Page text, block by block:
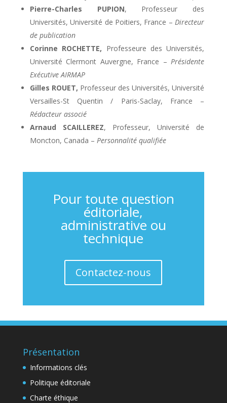
Pierre-Charles PUPION, Professeur des
Universités, Université de Poitiers, France –Directeur
de publication
Corinne ROCHETTE, Professeure des Universités,
Université Clermont Auvergne, France –Présidente
Exécutive AIRMAP
Gilles ROUET, Professeur des Universités, Université
Versailles-St Quentin / Paris-Saclay, France –
Rédacteur associé
Arnaud SCAILLEREZ, Professeur, Université de
Moncton, Canada – Personnalité qualifiée
Pour toute question
éditoriale,
administrative ou
technique
Contactez-nous
Présentation
Informations clés
Politique éditoriale
Charte éthique